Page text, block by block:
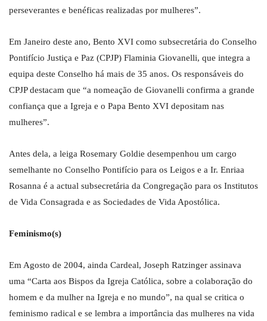
perseverantes e benéficas realizadas por mulheres”.
Em Janeiro deste ano, Bento XVI como subsecretária do Conselho
Pontifício Justiça e Paz (CPJP) Flaminia Giovanelli, que integra a
equipa deste Conselho há mais de 35 anos. Os responsáveis do
CPJP destacam que “a nomeação de Giovanelli confirma a grande
confiança que a Igreja e o Papa Bento XVI depositam nas
mulheres”.
Antes dela, a leiga Rosemary Goldie desempenhou um cargo
semelhante no Conselho Pontifício para os Leigos e a Ir. Enriaa
Rosanna é a actual subsecretária da Congregação para os Institutos
de Vida Consagrada e as Sociedades de Vida Apostólica.
Feminismo(s)
Em Agosto de 2004, ainda Cardeal, Joseph Ratzinger assinava
uma “Carta aos Bispos da Igreja Católica, sobre a colaboração do
homem e da mulher na Igreja e no mundo”, na qual se critica o
feminismo radical e se lembra a importância das mulheres na vida